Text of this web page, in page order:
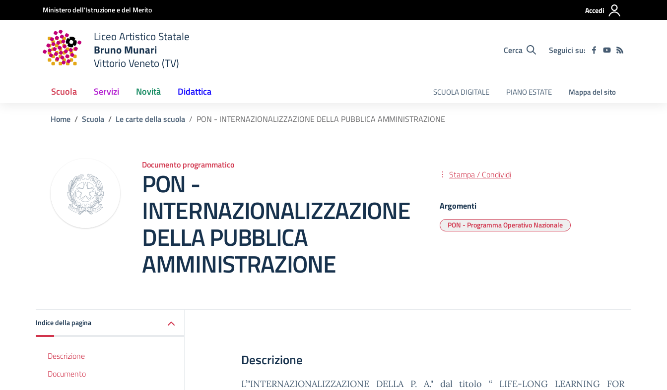
Vai ai contenuti
Vai al menu di navigazioneMinistero dell'Istruzione e del Merito Accedi
Liceo Artistico Statale
Bruno Munari
Vittorio Veneto (TV)
Cerca Seguici su:
Scuola Servizi Novità Didattica SCUOLA DIGITALE PIANO ESTATE Mappa del sito
Home Scuola Le carte della scuola PON - INTERNAZIONALIZZAZIONE DELLA PUBBLICA AMMINISTRAZIONE
Documento programmatico
PON -
INTERNAZIONALIZZAZIONE
DELLA PUBBLICA
AMMINISTRAZIONE
Stampa / Condividi
Argomenti
PON - Programma Operativo Nazionale
Indice della pagina
Descrizione
Documento
Descrizione
L’"INTERNAZIONALIZZAZIONE DELLA P. A." dal titolo “ LIFE-LONG LEARNING FOR